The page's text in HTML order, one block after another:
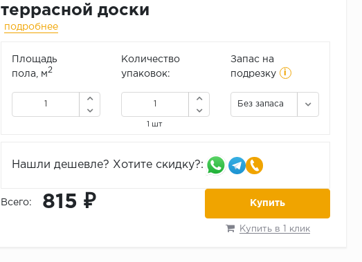
террасной доски
подробнее
Площадь
пола, м2
Количество
упаковок:
1 шт
Запас на
подрезку
i
Без запаса
Нашли дешевле? Хотите скидку?:
Всего: 815 ₽ Купить
Купить в 1 клик